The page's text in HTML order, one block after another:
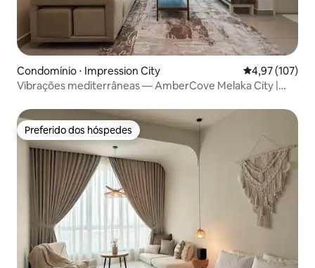
Condomínio ⋅ Impression City 4,97 de uma
4,97 (107)
Vibrações mediterrâneas — AmberCove Melaka City |
Preferido dos hóspedes
Preferido dos hóspedes